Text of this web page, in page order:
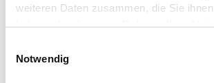
weiteren Daten zusammen, die Sie
haben oder die sie im Rahmen Ihrer
Notwendig